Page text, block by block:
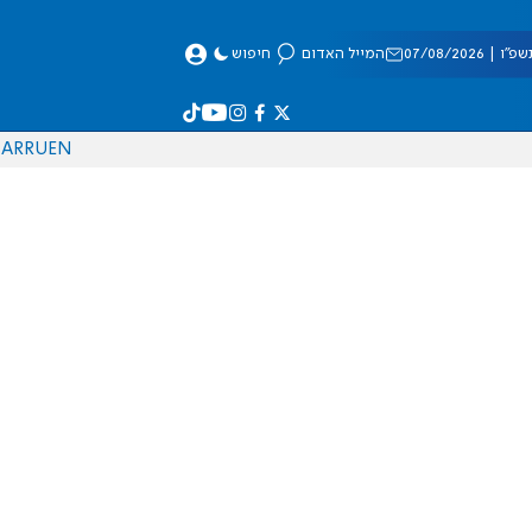
08/2026 המייל האדום חיפוש
EN
RU
AR